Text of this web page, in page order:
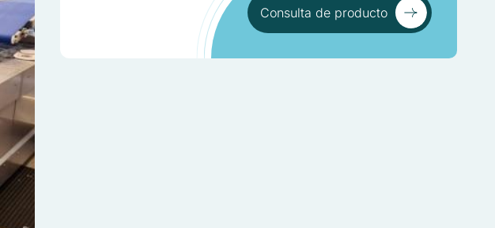
Consulta de producto